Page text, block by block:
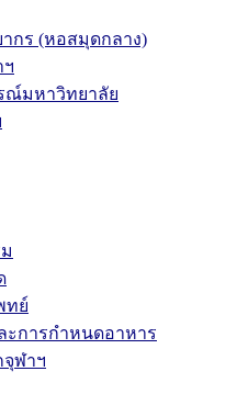
กร (หอสมุดกลาง)
ณ์มหาวิทยาลัย
ทย์
การกำหนดอาหาร
จุฬาฯ